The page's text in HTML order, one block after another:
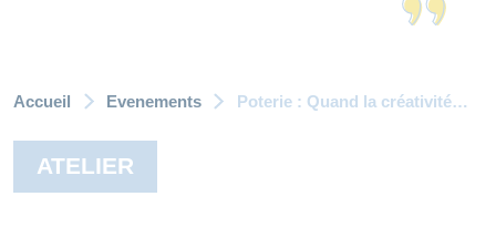
Accueil Evenements Poterie : Quand la créativité prend forme
ATELIER